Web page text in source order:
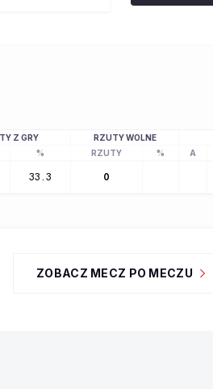
Z GRY RZUTY WOLNE
% RZUTY % A
33.3 0
ZOBACZ MECZ PO MECZU